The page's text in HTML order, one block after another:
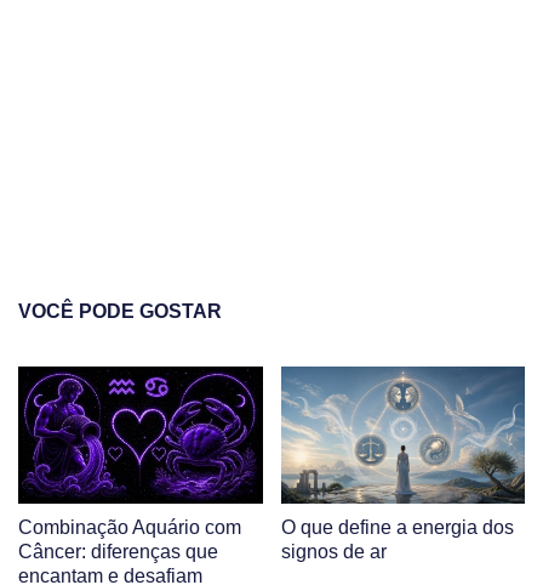
VOCÊ PODE GOSTAR
Combinação Aquário com
Câncer: diferenças que
encantam e desafiam
O que define a energia dos
signos de ar